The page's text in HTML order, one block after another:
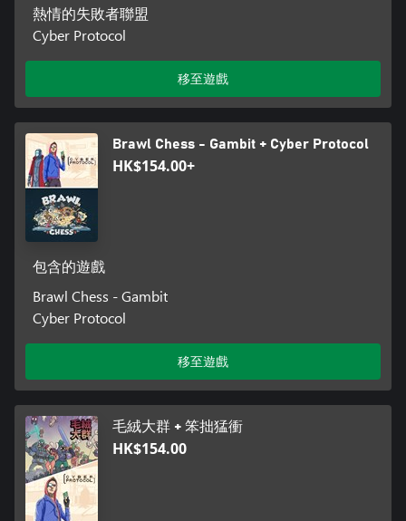
熱情的失敗者聯盟
Cyber Protocol
移至遊戲
Brawl Chess - Gambit + Cyber Protocol
HK$154.00+
包含的遊戲
Brawl Chess - Gambit
Cyber Protocol
移至遊戲
毛絨大群 + 笨拙猛衝
HK$154.00